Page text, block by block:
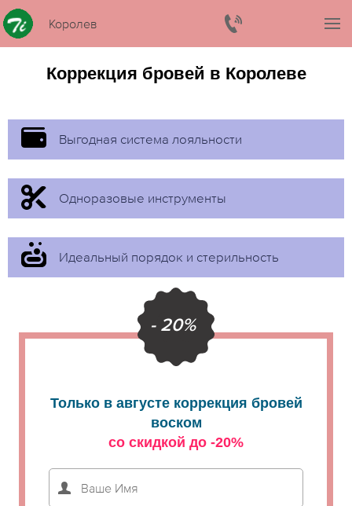
Королев
Коррекция бровей в Королеве
Выгодная система лояльности
Одноразовые инструменты
Идеальный порядок и стерильность
- 20%
Только в августе коррекция бровей
воском
со скидкой до -20%